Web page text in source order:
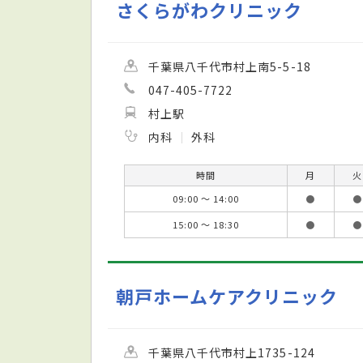
さくらがわクリニック
千葉県八千代市村上南5-5-18
047-405-7722
村上駅
内科
外科
時間 月 火
09:00 ～ 14:00
● ●
15:00 ～ 18:30
● ●
朝戸ホームケアクリニック
千葉県八千代市村上1735-124